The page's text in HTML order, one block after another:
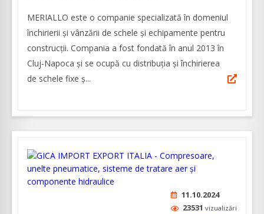
MERIALLO este o companie specializată în domeniul
închirierii și vânzării de schele și echipamente pentru
construcții. Compania a fost fondată în anul 2013 în
Cluj-Napoca și se ocupă cu distribuția și închirierea
de schele fixe ș...
11.10.2024
23531 vizualizări